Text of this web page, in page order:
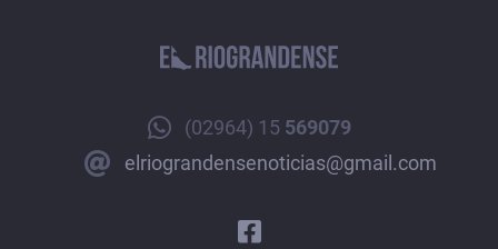
(02964) 15 569079
elriograndensenoticias@gmail.com